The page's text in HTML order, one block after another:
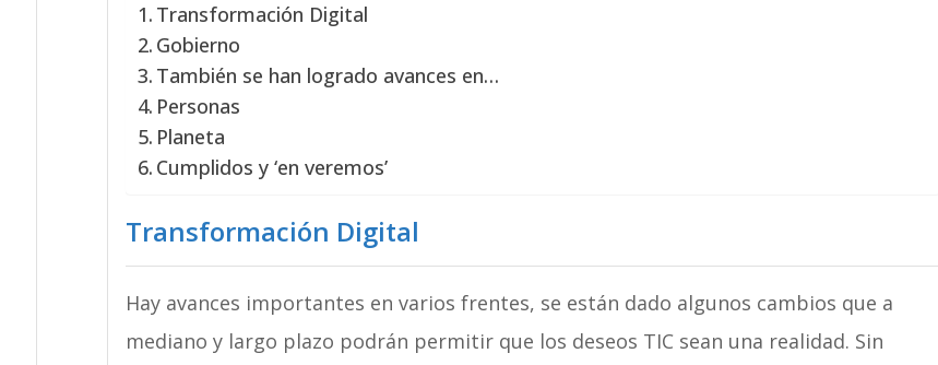
Transformación Digital
Gobierno
También se han logrado avances en…
Personas
Planeta
Cumplidos y ‘en veremos’
Transformación Digital
Hay avances importantes en varios frentes, se están dado algunos cambios que a
mediano y largo plazo podrán permitir que los deseos TIC sean una realidad. Sin